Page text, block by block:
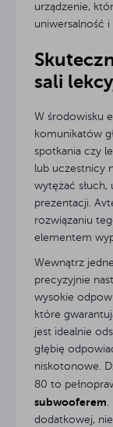
urządzenie,
uniwersalność i
sali
W środowisku
komunikatów
spotkania czy
lub uczestnicy
wytężać słuch,
prezentacji.
rozwiązaniu
elementem
Wewnątrz
precyzyjnie
wysokie
które
jest idealnie
głębię
niskotonowe.
80 to
subwooferem.
dodatkowej,